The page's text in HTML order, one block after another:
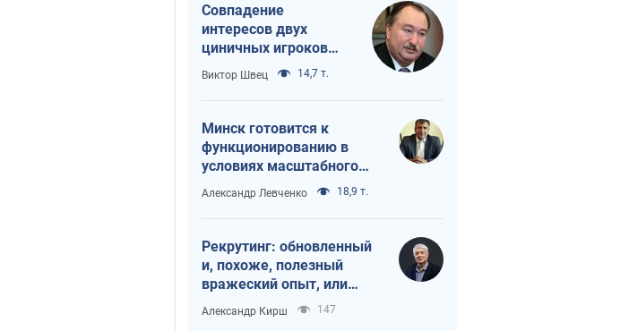
Совпадение
интересов двух
циничных игроков
или тайный план
Трампа и Путина?
Виктор Швец 14,7 т.
Минск готовится к
функционированию в
условиях масштабного
военного кризиса
Александр Левченко 18,9 т.
Рекрутинг: обновленный
и, похоже, полезный
вражеский опыт, или
Диалектика
требовательной трусости
Александр Кирш 147